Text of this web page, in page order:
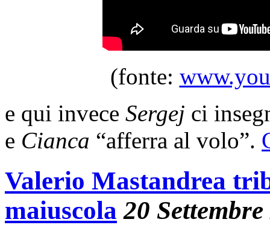
(fonte:
e qui invece Sergej ci
e Cianca “afferra al volo”.
Valerio Mastandrea
maiuscola 20